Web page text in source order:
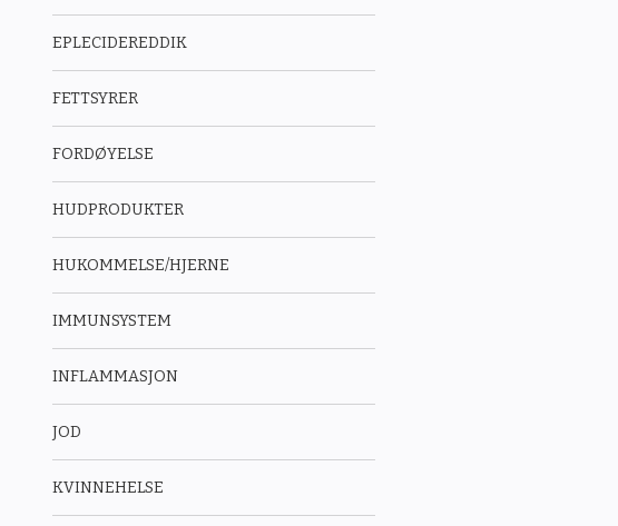
EPLECIDEREDDIK
FETTSYRER
FORDØYELSE
HUDPRODUKTER
HUKOMMELSE/HJERNE
IMMUNSYSTEM
INFLAMMASJON
JOD
KVINNEHELSE